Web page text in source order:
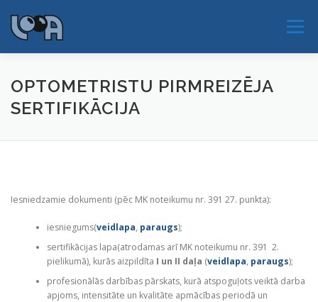
content
Menu
JAUNUMI PAR LOOA NOTIKUMI
OPTOMETRISTU PIRMREIZĒJA
SERTIFIKĀCIJA
Iesniedzamie dokumenti (pēc MK noteikumu nr. 391 27. punkta):
iesniegums(veidlapa, paraugs);
sertifikācijas lapa(atrodamas arī MK noteikumu nr. 391 2.
pielikumā), kurās aizpildīta I un II daļa (veidlapa, paraugs);
profesionālās darbības pārskats, kurā atspoguļots veiktā darba
apjoms, intensitāte un kvalitāte apmācības periodā un